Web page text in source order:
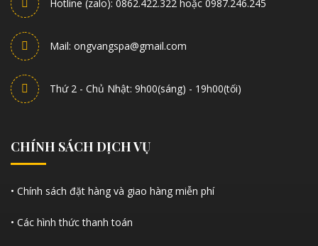
Hotline (zalo): 0862.422.322 hoặc 0987.246.245
Mail: ongvangspa@gmail.com
Thứ 2 - Chủ Nhật: 9h00(sáng) - 19h00(tối)
CHÍNH SÁCH DỊCH VỤ
• Chính sách đặt hàng và giao hàng miễn phí
• Các hình thức thanh toán